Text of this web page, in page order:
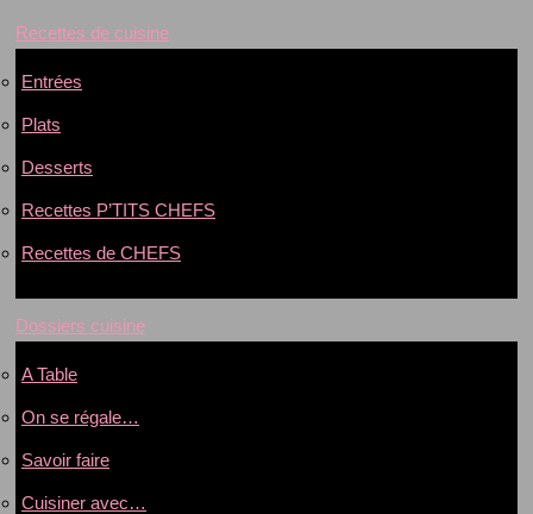
Recettes de cuisine
Entrées
Plats
Desserts
Recettes P’TITS CHEFS
Recettes de CHEFS
Dossiers cuisine
A Table
On se régale…
Savoir faire
Cuisiner avec…